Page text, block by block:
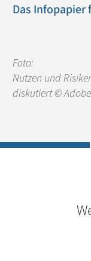
Das Infopapier
Foto:
Nutzen und
diskutiert ©